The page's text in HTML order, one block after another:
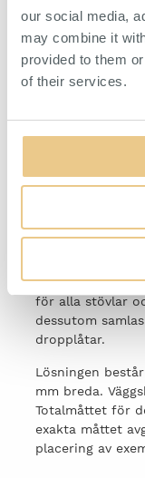
our social media,
may combine it
provided to them
of their services.
Ett komplett
hallen! Med den
för alla stövlar
dessutom
dropplåtar.
Lösningen
mm breda.
Totalmåttet för
exakta måttet
placering av